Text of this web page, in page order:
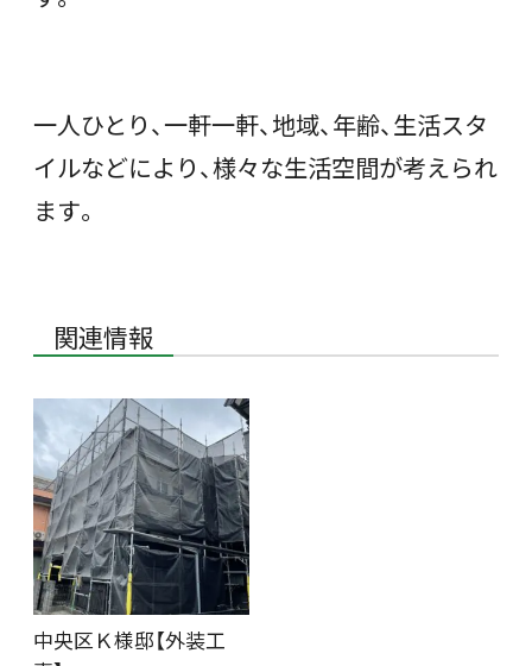
一人ひとり、一軒一軒、地域、年齢、生活スタ
イルなどにより、様々な生活空間が考えられ
ます。
関連情報
中央区Ｋ様邸【外装工